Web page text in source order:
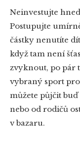
Neinvestujte
Postupujte
částky nenutíte
když tam není
zvyknout, po pár
vybraný sport
můžete půjčit
nebo od rodičů
v bazaru.